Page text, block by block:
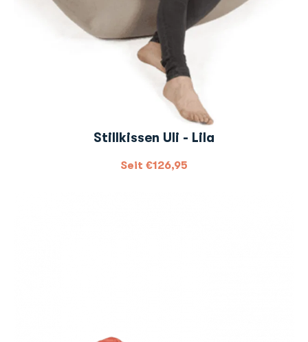
Stillkissen Uli - Lila
Seit €126,95